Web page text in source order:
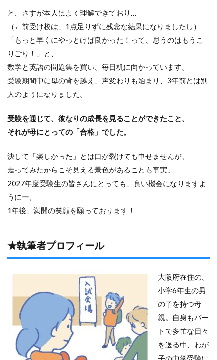
と、さすが本人はよく理解できており…
（←前受け校は、1点足りずに残念な結果になりましたし）
「もっと早くにやっとけば良かった！って、思うのはもうこ
りごり！」と、
数学と英語の問題集を買い、毎日机に向かっています。
受験期間中に母の背を越え、声変わりも始まり、3年前とは別
人のようになりました。
受験を通じて、彼なりの成長を見ることができたこと、
それが母にとっての「合格」でした。
決して「楽しかった」とは口が裂けても申せませんが、
走ってみたからこそ見える景色があることも事実。
2027年度受験生の皆さんにとっても、良い機会になりますよ
うにー。
1年後、満開の笑顔を願っております！
★執筆者プロフィール
大阪府在住の、
小学6年生の男
の子を持つ母
親。自身もパー
トで多忙な日々
を送る中、わが
子の中学受験に